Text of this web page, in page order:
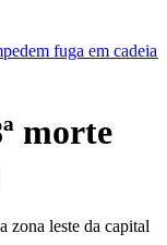
de Ceará-Mirim
morte
zona leste da capital